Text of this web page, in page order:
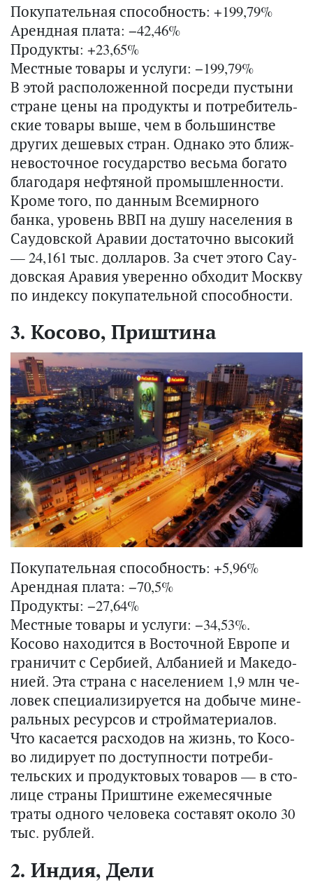
Покупательная способность: +199,79%
Арендная плата: −42,46%
Продукты: +23,65%
Местные товары и услуги: −199,79%
В этой рас­по­ло­жен­ной по­сре­ди пу­сты­ни
стране цены на про­дук­ты и по­тре­би­тель­
ские то­ва­ры выше, чем в боль­шин­стве
дру­гих де­ше­вых стран. Од­на­ко это ближ­
не­во­сточ­ное го­су­дар­ство весь­ма бо­га­то
бла­го­да­ря неф­тя­ной про­мыш­лен­но­сти.
Кроме того, по дан­ным Все­мир­но­го
банка, уро­вень ВВП на душу на­се­ле­ния в
Са­у­дов­ской Ара­вии до­ста­точ­но вы­со­кий
— 24,161 тыс. дол­ла­ров. За счет этого Са­у­
дов­ская Ара­вия уве­рен­но об­хо­дит Моск­ву
по ин­дек­су по­ку­па­тель­ной спо­соб­но­сти.
3. Косово, Приштина
Покупательная способность: +5,96%
Арендная плата: −70,5%
Продукты: −27,64%
Местные товары и услуги: −34,53%.
Ко­со­во на­хо­дит­ся в Во­сточ­ной Ев­ро­пе и
гра­ни­чит с Сер­би­ей, Ал­ба­ни­ей и Ма­ке­до­
ни­ей. Эта стра­на с на­се­ле­ни­ем 1,9 млн че­
ло­век спе­ци­а­ли­зи­ру­ет­ся на до­бы­че ми­не­
раль­ных ре­сур­сов и строй­ма­те­ри­а­лов.
Что ка­са­ет­ся рас­хо­дов на жизнь, то Ко­со­
во ли­ди­ру­ет по до­ступ­но­сти по­тре­би­
тель­ских и про­дук­то­вых то­ва­ров — в сто­
ли­це стра­ны Приш­тине еже­ме­сяч­ные
траты од­но­го че­ло­ве­ка со­ста­вят около 30
тыс. руб­лей.
2. Индия, Дели